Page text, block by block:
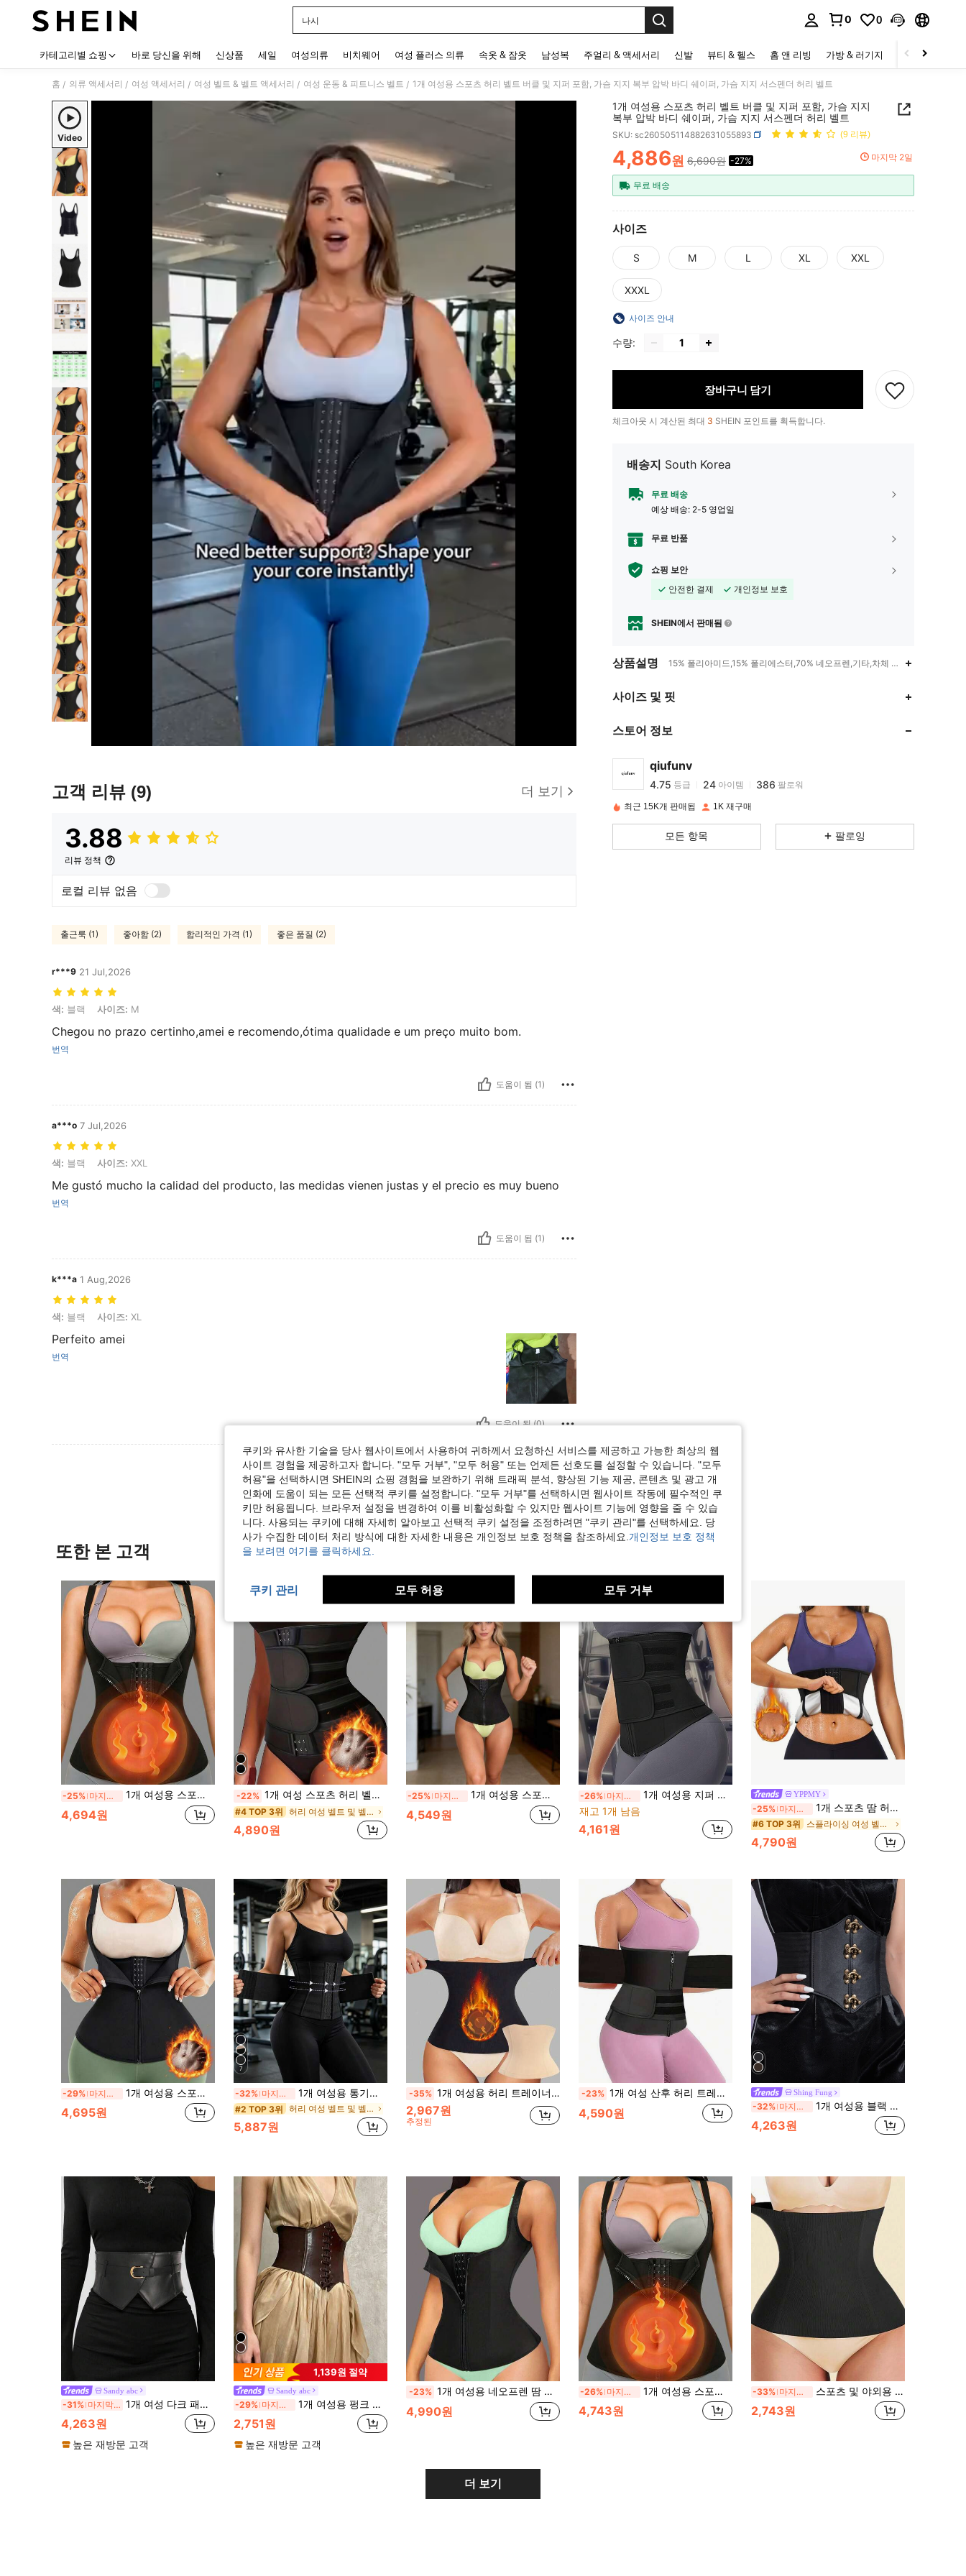
나시
0 0
카테고리별 쇼핑 바로 당신을 위해 신상품 세일 여성의류 비치웨어 여성 플러스 의류 속옷 & 잠옷 남성복 주얼리 & 액세서리 신발 뷰티 & 헬스 홈 앤 리빙 가방 & 러기지 스포츠 & 아웃
홈 / 의류 액세서리 / 여성 액세서리 / 여성 벨트 & 벨트 액세서리 / 여성 운동 & 피트니스 벨트 / 1개 여성용 스포츠 허리 벨트 버클 및 지퍼 포함, 가슴 지지 복부 압박 바디 쉐이퍼, 가슴 지지 서스펜더 허리 벨트
Video
고객 리뷰 (9) 더 보기
3.88
리뷰 정책
로컬 리뷰 없음
출근룩 (1) 좋아함 (2) 합리적인 가격 (1) 좋은 품질 (2)
r***9 21 Jul,2026
색: 블랙, 사이즈: M
색: 블랙 사이즈: M
Chegou no prazo certinho,amei e recomendo,ótima qualidade e um preço muito bom.
번역
도움이 됨 (1)
a***o 7 Jul,2026
색: 블랙, 사이즈: XXL
색: 블랙 사이즈: XXL
Me gustó mucho la calidad del producto, las medidas vienen justas y el precio es muy bueno
번역
도움이 됨 (1)
k***a 1 Aug,2026
색: 블랙, 사이즈: XL
색: 블랙 사이즈: XL
Perfeito amei
번역
도움이 됨 (0)
리뷰 더 보기
1개 여성용 스포츠 허리 벨트 버클 및 지퍼 포함, 가슴 지지
복부 압박 바디 쉐이퍼, 가슴 지지 서스펜더 허리 벨트
SKU: sc260505114882631055893 (9 리뷰)
PRICE AND AVAILABILITY
4,886원 6,690원 -27% 마지막 2일
무료 배송
사이즈
S M L XL XXL
XXXL
사이즈 안내
수량:
장바구니 담기
체크아웃 시 계산된 최대 3 SHEIN 포인트를 획득합니다.
배송지 South Korea
무료 배송
예상 배송: 2-5 영업일
무료 반품
쇼핑 보안
안전한 결제
개인정보 보호
SHEIN에서 판매됨
상품설명 15% 폴리아미드,15% 폴리에스터,70% 네오프렌,기타,차체 조각
사이즈 및 핏
스토어 정보
qiufunv
4.75
4.75
4.75 24 386
d***4 이(가)하루 전에지불됨
4.75 24 386
최근 15K개 판매됨 1K 재구매
모든 항목 팔로잉
또한 본 고객
-25% 마지막 2일 1개 여성용 스포츠 허리 스트랩 허리 스트랩 허리 버클 지퍼 바디 언더웨어 가슴 지지 허리 스트랩 허리 트레이닝 허리 트레이너
4,694원
-22% 1개 여성 스포츠 허리 벨트, 피트니스 트레이닝 허리 벨트, 복부 및 허리 쉐이핑 코르셋, 복부 및 허리 압박 의류
#4 TOP 3위 허리 여성 벨트 및 벨트 액세서리
4,890원
-25% 마지막 2일 1개 여성용 스포츠 허리 트레이너, 허리 쉐이핑 슬리밍 벨트, 복부 조절 및 이중 강화, 바디 셰이퍼 허리 신처
4,549원
-26% 마지막 2일
1개 여성용 지퍼 슬리밍 허리 벨트
재고 1개 남음
4,161원
YPPMY
-25% 마지막 2일 1개 스포츠 땀 허리 트리머 트레이너 벨트 조절 가능한 벨트 운동 허리 벨트 운동, 가정 스포츠, 걷기에 적합
#6 TOP 3위 스플라이싱 여성 벨트 및 벨트 액세서리
4,790원
-29% 마지막 날 1개 여성용 스포츠 허리 스트랩 허리 스트랩 허리 버클 지퍼 바디 언더웨어 가슴 지지 허리 스트랩 허리 트레이닝 허리 트레이너
4,695원
7
-32% 마지막 2일 1개 여성용 통기성 메쉬 허리 트레이너, 고압축 허리 조임대, 복부 및 가슴 쉐이핑 코르셋, 허리 조임 컨트롤 코르셋, 타이트 허리 벨트, 바디 쉐이핑 코르셋, 짐, 콜롬비안 바디 쉐이퍼, 현금 더미, 여성용 바디 쉐이핑 코르셋, 코르셋, 얇은, 여름, 겨울, 봄, 가을에 적합
#2 TOP 3위 허리 여성 벨트 및 벨트 액세서리
5,887원
-35% 1개 여성용 허리 트레이너 벨트, 스포츠, 피트니스, 요가, 체중 감량 활동에 적합, 운동, 가정 운동 및 걷기에 적합
2,967원
추정된
-23% 1개 여성 산후 허리 트레이너, 이중 벨트 강화 웨이스트 신쳐, 요가 피트니스 백 지원 조절 가능한 복부 제어 shapewear 코르셋 운동 허리 벨트 운동 홈 스포츠 및 걷기에 적합
4,590원
Shing Fung
-32% 마지막 2일 1개 여성용 블랙 버클 장식 허리 조임 섹시 벨트 할로윈 파티용
4,263원
Sandy abc
-31% 마지막 2일 1개 여성 다크 패션 미니멀리스트 올 매치 웨이스트 신처, 할로윈 파티 또는 데일리 의상 매칭에 다재다능함
4,263원
높은 재방문 고객
1,139원 절약
Sandy abc
-29% 마지막 2일 1개 여성용 펑크 고딕 궁정 스타일 패션 커피색 빈티지 코르셋 벨트, 실버 버클 허리 조임대, 드레스, 정장, 출퇴근 등에 활용 가능한 다용도 장식 허리띠
2,751원
높은 재방문 고객
-23% 1개 여성용 네오프렌 땀 허리 트레이너 벨트, 바디 셰이퍼 허리 신처, 복부 허리 서포트 운동 허리 벨트로 운동, 홈, 스포츠 및 걷기에 적합
4,990원
-26% 마지막 2일 1개 여성용 스포츠 허리 스트랩 허리 스트랩 허리 버클 지퍼 바디 언더웨어 가슴 지지 허리 스트랩 허리 트레이닝 허리 트레이너
4,743원
-33% 마지막 2일 스포츠 및 야외용 통합 블랙 심리스 허리밴드, 롤링 방지 디자인, 가벼운 압박, 효과적인 복부 조절 및 쉐이핑, 허리 벨트, 피트니스 액세서리(사이즈 차트와 허리 둘레를 대조하여 사이즈를 선택하세요)
2,743원
더 보기
쿠키와 유사한 기술을 당사 웹사이트에서 사용하여 귀하께서 요청하신 서비스를 제공하고 가능한 최상의 웹
사이트 경험을 제공하고자 합니다. "모두 거부", "모두 허용" 또는 언제든 선호도를 설정할 수 있습니다. "모두
허용"을 선택하시면 SHEIN의 쇼핑 경험을 보완하기 위해 트래픽 분석, 향상된 기능 제공, 콘텐츠 및 광고 개
인화에 도움이 되는 모든 선택적 쿠키를 설정합니다. "모두 거부"를 선택하시면 웹사이트 작동에 필수적인 쿠
키만 허용됩니다. 브라우저 설정을 변경하여 이를 비활성화할 수 있지만 웹사이트 기능에 영향을 줄 수 있습
니다. 사용되는 쿠키에 대해 자세히 알아보고 선택적 쿠키 설정을 조정하려면 "쿠키 관리"를 선택하세요. 당
사가 수집한 데이터 처리 방식에 대한 자세한 내용은 개인정보 보호 정책을 참조하세요. 개인정보 보호 정책
을 보려면 여기를 클릭하세요.
쿠키 관리 모두 허용 모두 거부